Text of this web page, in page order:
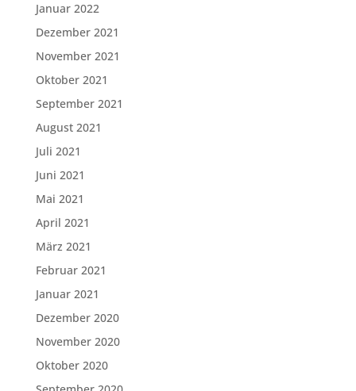
Januar 2022
Dezember 2021
November 2021
Oktober 2021
September 2021
August 2021
Juli 2021
Juni 2021
Mai 2021
April 2021
März 2021
Februar 2021
Januar 2021
Dezember 2020
November 2020
Oktober 2020